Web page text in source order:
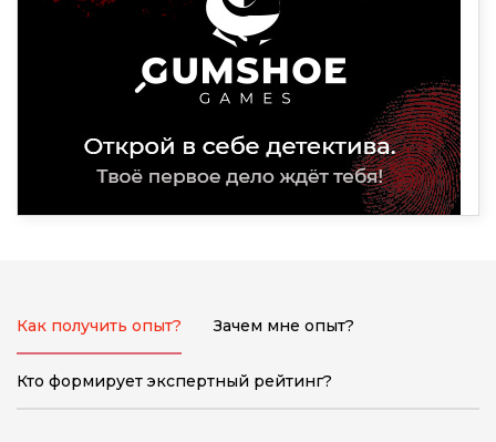
Как получить опыт? Зачем мне опыт?
Кто формирует экспертный рейтинг?